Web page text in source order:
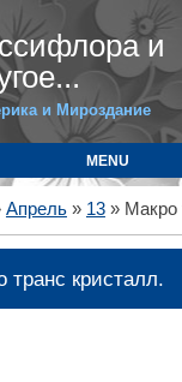
и
и Мироздание
MENU
Апрель » 13» Макро
транс кристалл.